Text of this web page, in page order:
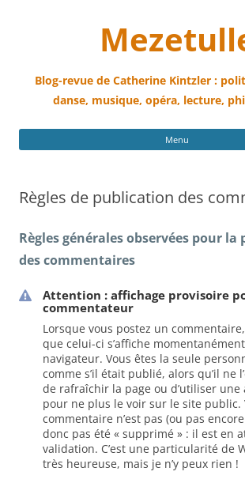
Blog-revue de Catherine Kintzler :
danse, musique, opéra, lecture,
Menu
Règles de publication des
Règles générales observées pour
des commentaires
Attention : affichage provisoire
commentateur
Lorsque vous postez un
que celui-ci s’affiche
navigateur. Vous êtes la seule
comme s’il était publié, alors qu’il ne
de rafraîchir la page ou d’utiliser une
pour ne plus le voir sur le site public.
commentaire n’est pas (ou pas
donc pas été « supprimé » : il est en
validation. C’est une particularité de
très heureuse, mais je n’y peux rien !